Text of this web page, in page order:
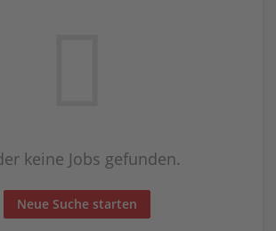
keine Jobs gefunden.
Neue Suche starten